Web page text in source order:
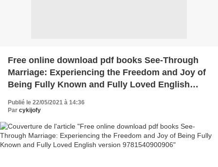
Free online download pdf books See-Through
Marriage: Experiencing the Freedom and Joy of
Being Fully Known and Fully Loved English
Publié le 22/05/2021 à 14:36
Par cykijofy